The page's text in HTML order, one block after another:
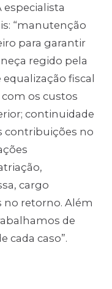
especialista
“manutenção
para garantir
regido pela
fiscal
os custos
continuidade
contribuições no
cargo
no retorno. Além
de
cada caso”.